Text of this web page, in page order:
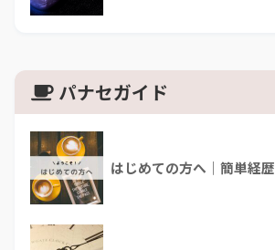
パナセガイド
はじめての方へ｜簡単経歴